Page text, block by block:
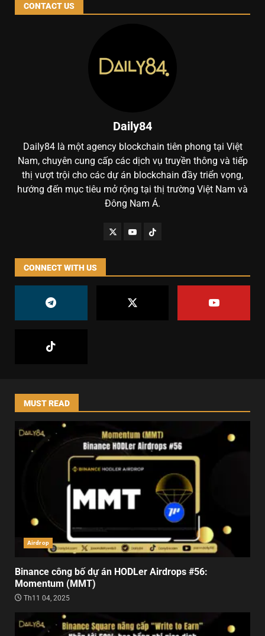
CONTACT US
Daily84
Daily84 là một agency blockchain tiên phong tại Việt
Nam, chuyên cung cấp các dịch vụ truyền thông và tiếp
thị vượt trội cho các dự án blockchain đầy triển vọng,
hướng đến mục tiêu mở rộng tại thị trường Việt Nam và
Đông Nam Á.
CONNECT WITH US
MUST READ
Airdrop
Binance công bố dự án HODLer Airdrops #56:
Momentum (MMT)
Th11 04, 2025